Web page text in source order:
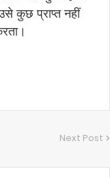
कुछ प्राप्त नहीं
Next Post